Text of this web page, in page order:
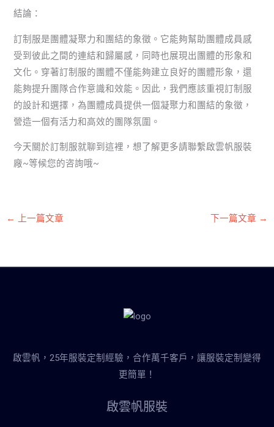
結論：
訂制服是團體凝聚力和團結的象徵。它能夠幫助團體成員感
受到彼此之間的連結和歸屬感，同時也展現出團體的形象和
文化。穿著訂制服的團體不僅能夠建立良好的團體形象，還
能夠提升團隊合作意識和效能。因此，我們應該重視訂制服
的設計和選擇，為團體成員提供一個凝聚力和團結的象徵，
營造一個有活力和高效的團隊氛圍。
今天關於訂制服就聊到這裡，想了解更多請聯繫啟雲帆服裝
廠~等候您的咨詢哦~
← 上一篇文章 下一篇文章 →
啟雲帆，25年服裝定制經驗，合作萬千客戶，讓服裝定制變得
更簡單！
啟雲帆服裝